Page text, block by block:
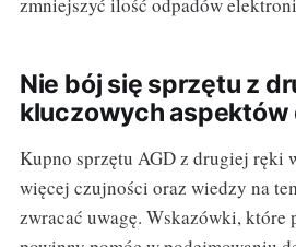
zmniejszyć ilość odpadów
Nie bój się sprzętu z
kluczowych aspektów
Kupno sprzętu AGD z drugiej ręki
więcej czujności oraz wiedzy na
zwracać uwagę. Wskazówki, które